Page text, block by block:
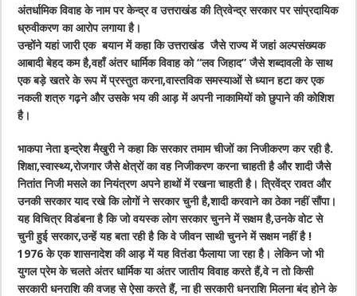
अंतर्धामिक विवाह के नाम पर केन्द्र व उत्तराखंड की त्रिवेन्द्र सरकार पर सांप्रदायिक
ध्रुवीकरण का आरोप लगाया है।
उन्होंने यहां जारी एक बयान में कहा कि उत्तराखंड जैसे राज्य में जहां अल्पसंख्यक
आबादी बेहद कम है,वहाँ अंतर धार्मिक विवाह को “लव जिहाद” जैसे शब्दावली के साथ
एक बड़े खतरे के रूप में प्रस्तुत करना,वास्तविक समस्याओं से ध्यान हटा कर एक
नकली शत्रु गढ़ने और उसके भय की आड़ में अपनी नाकामियों को छुपाने की कोशिश
है।
भाकपा नेता इन्द्रेश मैखुरी ने कहा कि सरकार तमाम चीजों का निजीकरण कर रही है.
शिक्षा,स्वास्थ्य,रोजगार जैसे क्षेत्रों का वह निजीकरण करना चाहती है और शादी जैसे
नितांत निजी मसले का नियंत्रण अपने हाथों में रखना चाहती है। त्रिवेंद्र रावत और
उनकी सरकार याद रखे कि लोगों ने सरकार चुनी है,शादी करवाने का ठेका नहीं सौंपा।
यह विचित्र विडंबना है कि जो वयस्क लोग सरकार चुनने में सक्षम है,उनके वोट से
चुनी हुई सरकार,उन्हें यह बता रही है कि वे जीवन साथी चुनने में सक्षम नहीं है !
1976 के एक शासनादेश की आड़ में यह वितंडा फैलाया जा रहा हैै। लेकिन जो भी
युगल प्रेम के चलते अंतर धार्मिक या अंतर जातीय विवाह करते हैं,वे न तो किसी
सरकारी धनराशि की वजह से ऐसा करते हैं, ना ही सरकारी धनराशि मिलना बंद होने के